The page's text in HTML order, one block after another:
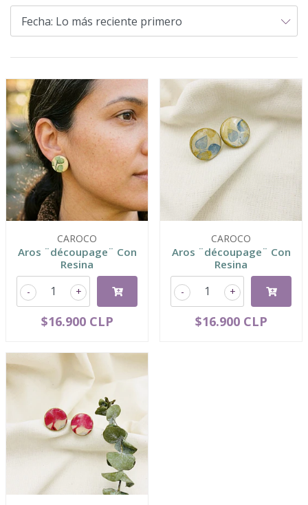
CAROCO
Aros ¨découpage¨ Con
Resina
+
-
$16.900 CLP
CAROCO
Aros ¨découpage¨ Con
Resina
+
-
$16.900 CLP